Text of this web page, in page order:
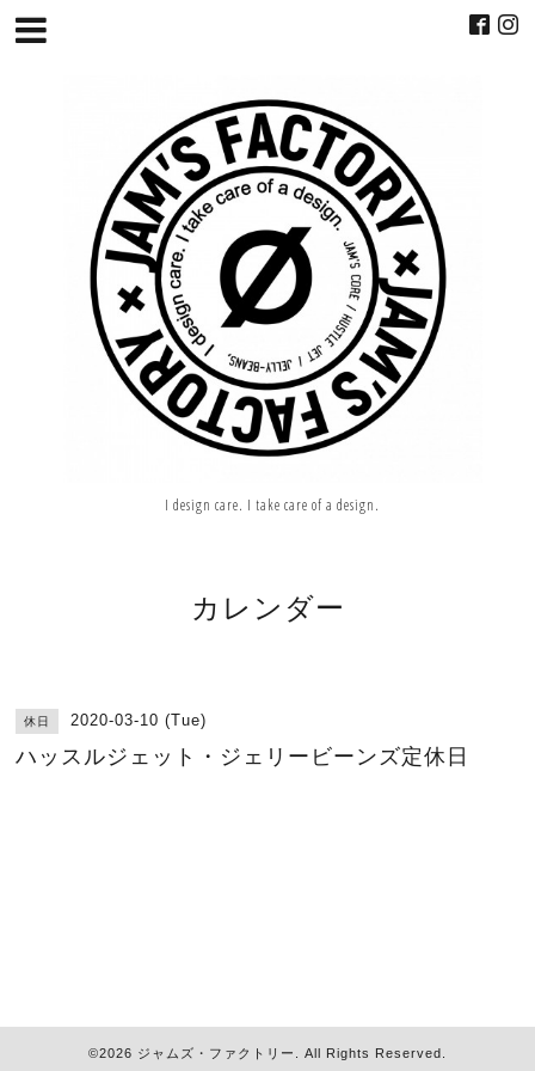
I design care. I take care of a design.
カレンダー
休日 2020-03-10 (Tue)
ハッスルジェット・ジェリービーンズ定休日
©2026 ジャムズ・ファクトリー . All Rights Reserved.